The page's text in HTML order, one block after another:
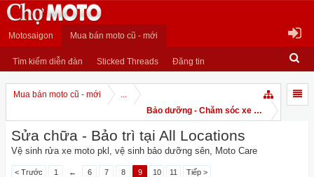
Motosaigon Mua bán moto cũ - mới
Tìm kiếm diễn đàn Sticked Threads Đăng tin
Mua bán moto cũ - mới
...
Bảo dưỡng - Chăm sóc xe PKL
Sửa chữa - Bảo trì tại All Locations
Vệ sinh rửa xe moto pkl, vệ sinh bảo dưỡng sên, Moto Care
< Trước 1 ← 6 7 8 9 10 11 Tiếp >